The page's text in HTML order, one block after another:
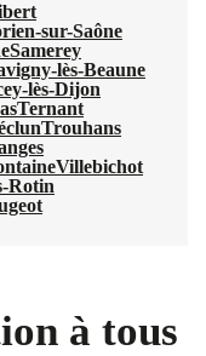
sur-Saône
Samerey
lès-Beaune
lès-Dijon
Ternant
Trouhans
Villebichot
Rotin
à tous